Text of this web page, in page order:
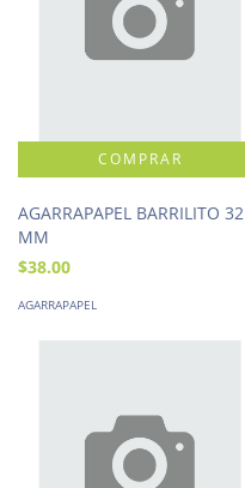
AGARRAPAPEL BARRILITO 32
MM
$38.00
AGARRAPAPEL